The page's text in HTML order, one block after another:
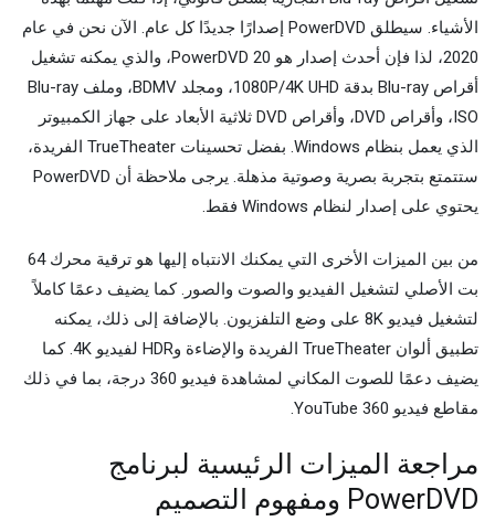
الأشياء. سيطلق PowerDVD إصدارًا جديدًا كل عام. الآن نحن في عام
2020، لذا فإن أحدث إصدار هو PowerDVD 20، والذي يمكنه تشغيل
أقراص Blu-ray بدقة 1080P/4K UHD، ومجلد BDMV، وملف Blu-ray
ISO، وأقراص DVD، وأقراص DVD ثلاثية الأبعاد على جهاز الكمبيوتر
الذي يعمل بنظام Windows. بفضل تحسينات TrueTheater الفريدة،
ستتمتع بتجربة بصرية وصوتية مذهلة. يرجى ملاحظة أن PowerDVD
يحتوي على إصدار لنظام Windows فقط.
من بين الميزات الأخرى التي يمكنك الانتباه إليها هو ترقية محرك 64
بت الأصلي لتشغيل الفيديو والصوت والصور. كما يضيف دعمًا كاملاً
لتشغيل فيديو 8K على وضع التلفزيون. بالإضافة إلى ذلك، يمكنه
تطبيق ألوان TrueTheater الفريدة والإضاءة وHDR لفيديو 4K. كما
يضيف دعمًا للصوت المكاني لمشاهدة فيديو 360 درجة، بما في ذلك
مقاطع فيديو YouTube 360.
مراجعة الميزات الرئيسية لبرنامج
PowerDVD ومفهوم التصميم